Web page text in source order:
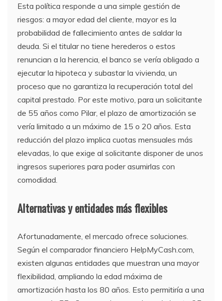
Esta política responde a una simple gestión de
riesgos: a mayor edad del cliente, mayor es la
probabilidad de fallecimiento antes de saldar la
deuda. Si el titular no tiene herederos o estos
renuncian a la herencia, el banco se vería obligado a
ejecutar la hipoteca y subastar la vivienda, un
proceso que no garantiza la recuperación total del
capital prestado. Por este motivo, para un solicitante
de 55 años como Pilar, el plazo de amortización se
vería limitado a un máximo de 15 o 20 años. Esta
reducción del plazo implica cuotas mensuales más
elevadas, lo que exige al solicitante disponer de unos
ingresos superiores para poder asumirlas con
comodidad.
Alternativas y entidades más flexibles
Afortunadamente, el mercado ofrece soluciones.
Según el comparador financiero HelpMyCash.com,
existen algunas entidades que muestran una mayor
flexibilidad, ampliando la edad máxima de
amortización hasta los 80 años. Esto permitiría a una